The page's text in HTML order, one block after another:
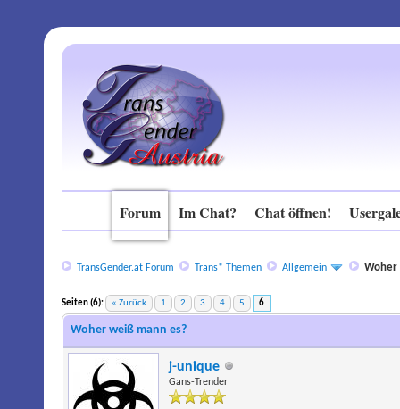
Forum Im Chat? Chat öffnen!
TransGender.at Forum Trans* Themen Allgemein Woher
Seiten (6): « Zurück 1 2 3 4 5 6
Woher weiß mann es?
j-unique
Gans-Trender